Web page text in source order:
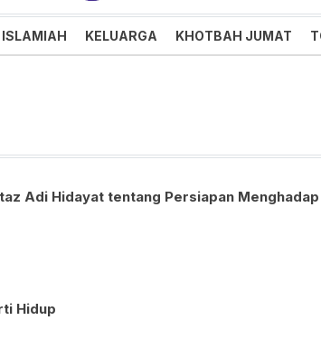
dan Menggembirakan
ISLAMIAH KELUARGA KHOTBAH JUMAT
Adi Hidayat tentang Persiapan Menghadap
Hidup